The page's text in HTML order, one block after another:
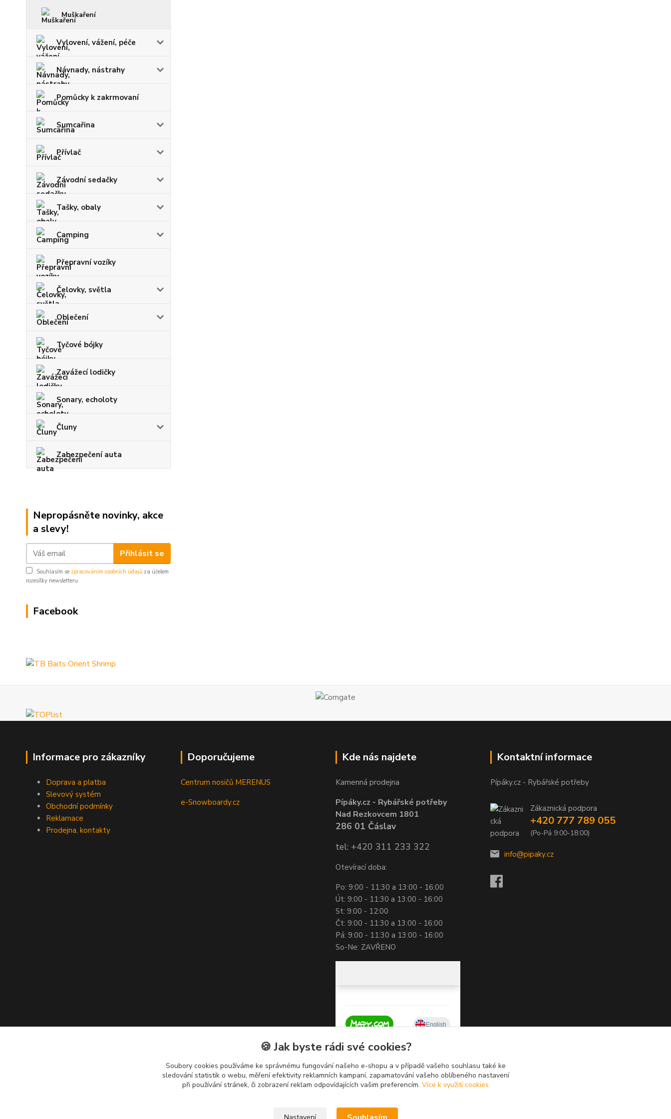
Muškaření
Vylovení, vážení, péče
Návnady, nástrahy
Pomůcky k zakrmovaní
Sumcařina
Přívlač
Závodní sedačky
Tašky, obaly
Camping
Přepravní vozíky
Čelovky, světla
Oblečení
Tyčové bójky
Zavážecí lodičky
Sonary, echoloty
Čluny
Zabezpečení auta
Nepropásněte novinky, akce
a slevy!
Přihlásit se
Souhlasím se zpracováním osobních údajů za účelem
rozesílky newsletteru.
Facebook
Informace pro zákazníky
Doprava a platba
Slevový systém
Obchodní podmínky
Reklamace
Prodejna, kontakty
Doporučujeme
Centrum nosičů MERENUS
e-Snowboardy.cz
Kde nás najdete
Kamenná prodejna
Pípáky.cz - Rybářské potřeby
Nad Rezkovcem 1801
286 01 Čáslav
tel: +420 311 233 322
Otevírací doba:
Po: 9:00 - 11:30 a 13:00 - 16:00
Út: 9:00 - 11:30 a 13:00 - 16:00
St: 9:00 - 12:00
Čt: 9:00 - 11:30 a 13:00 - 16:00
Pá: 9:00 - 11:30 a 13:00 - 16:00
So-Ne: ZAVŘENO
Kontaktní informace
Pípáky.cz - Rybářské potřeby
Zákaznická podpora
+420 777 789 055
(Po-Pá 9:00-18:00)
info@pipaky.cz
🍪 Jak byste rádi své cookies?
Soubory cookies používáme ke správnému fungování našeho e-shopu a v případě vašeho souhlasu také ke
sledování statistik o webu, měření efektivity reklamních kampaní, zapamatování vašeho oblíbeného nastavení
při používání stránek, či zobrazení reklam odpovídajících vašim preferencím. Více k využití cookies